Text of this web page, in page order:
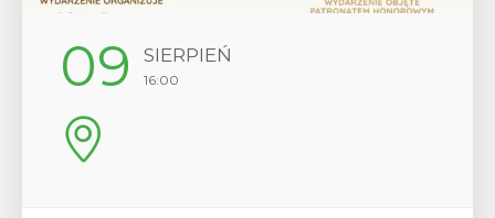
12 SIERPIEŃ
17:00